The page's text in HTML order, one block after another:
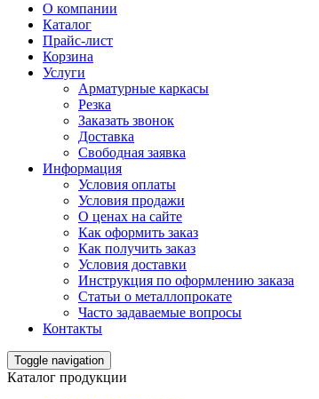
О компании
Каталог
Прайс-лист
Корзина
Услуги
Арматурные каркасы
Резка
Заказать звонок
Доставка
Свободная заявка
Информация
Условия оплаты
Условия продажи
О ценах на сайте
Как оформить заказ
Как получить заказ
Условия доставки
Инструкция по оформлению заказа
Статьи о металлопрокате
Часто задаваемые вопросы
Контакты
Toggle navigation
Каталог продукции